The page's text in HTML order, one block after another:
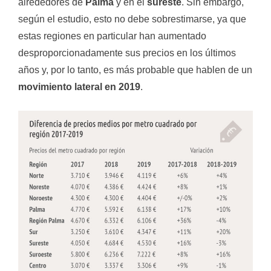
según el estudio, esto no debe sobrestimarse, ya que
estas regiones en particular han aumentado
desproporcionadamente sus precios en los últimos
años y, por lo tanto, es más probable que hablen de un
movimiento lateral en 2019.